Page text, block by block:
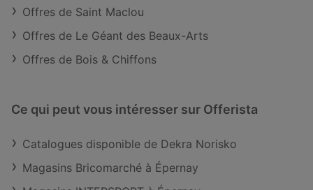
Offres de Saint Maclou
Offres de Le Géant des Beaux-Arts
Offres de Bois & Chiffons
Ce qui peut vous intéresser sur Offerista
Catalogues disponible de Dekra Norisko
Magasins Bricomarché à Épernay